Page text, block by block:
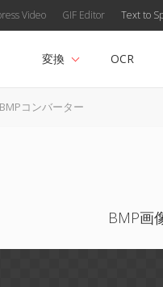
Video GIF Editor Text to
変換 OCR
BMPコンバーター
BMP画